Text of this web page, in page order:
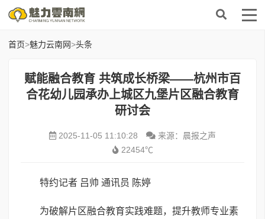
首页>魅力云南网>头条
赋能融合教育 共筑成长桥梁——杭州市百
合花幼儿园承办上城区九堡片区融合教育
研讨会
2025-11-05 11:10:28
来源：晨报之声
22454℃
特约记者 吕帅 通讯员 陈婷
为破解片区融合教育实践难题，提升教师专业素